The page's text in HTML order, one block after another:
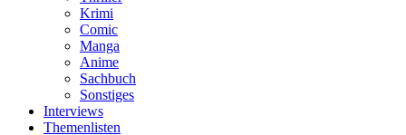
Krimi
Comic
Manga
Anime
Sachbuch
Sonstiges
Interviews
Themenlisten